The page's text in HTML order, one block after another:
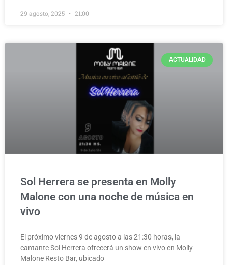
29 agosto, 2025 21:00
ACTUALIDAD
Sol Herrera se presenta en Molly
Malone con una noche de música en
vivo
El próximo viernes 9 de agosto a las 21:30 horas, la
cantante Sol Herrera ofrecerá un show en vivo en Molly
Malone Resto Bar, ubicado